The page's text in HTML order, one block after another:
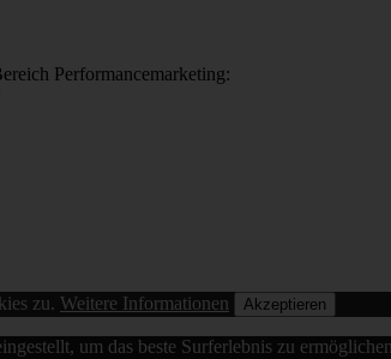
Performancemarketing:
zu. Weitere Informationen Akzeptieren
um das beste Surferlebnis zu